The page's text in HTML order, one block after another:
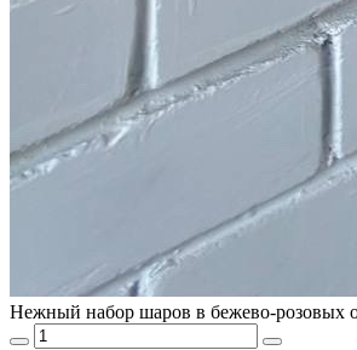
Нежный набор шаров в бежево-розовых